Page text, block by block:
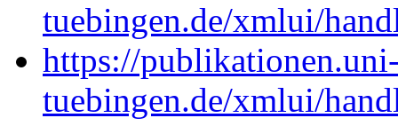
tuebingen.de/xmlui/
https://
tuebingen.de/xmlui/